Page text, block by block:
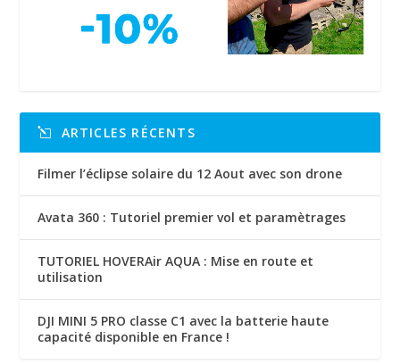
ARTICLES RÉCENTS
Filmer l’éclipse solaire du 12 Aout avec son drone
Avata 360 : Tutoriel premier vol et paramètrages
TUTORIEL HOVERAir AQUA : Mise en route et
utilisation
DJI MINI 5 PRO classe C1 avec la batterie haute
capacité disponible en France !